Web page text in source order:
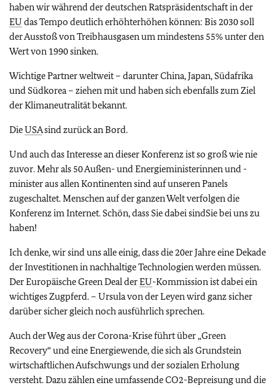
haben wir während der deutschen Ratspräsidentschaft in der
EU das Tempo deutlich erhöhterhöhen können: Bis 2030 soll
der Ausstoß von Treibhausgasen um mindestens 55% unter den
Wert von 1990 sinken.
Wichtige Partner weltweit – darunter China, Japan, Südafrika
und Südkorea – ziehen mit und haben sich ebenfalls zum Ziel
der Klimaneutralität bekannt.
DieUSAsind zurück an Bord.
Und auch das Interesse an dieser Konferenz ist so groß wie nie
zuvor. Mehr als 50 Außen- und Energieministerinnen und -
minister aus allen Kontinenten sind auf unseren Panels
zugeschaltet. Menschen auf der ganzen Welt verfolgen die
Konferenz im Internet. Schön, dass Sie dabei sindSie bei uns zu
haben!
Ich denke, wir sind uns alle einig, dass die 20er Jahre eine Dekade
der Investitionen in nachhaltige Technologien werden müssen.
Der Europäische Green Deal derEU-Kommission ist dabei ein
wichtiges Zugpferd. – Ursula von der Leyen wird ganz sicher
darüber sicher gleich noch ausführlich sprechen.
Auch der Weg aus der Corona-Krise führt über „Green
Recovery“ und eine Energiewende, die sich als Grundstein
wirtschaftlichen Aufschwungs und der sozialen Erholung
versteht. Dazu zählen eine umfassende CO2-Bepreisung und die